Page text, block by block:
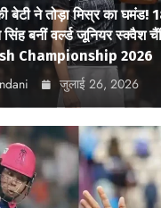
बेटी ने तोड़ा मिस्र का घमंड!
बनीं वर्ल्ड जूनियर स्क्वैश
Championship 2026
जुलाई 26, 2026